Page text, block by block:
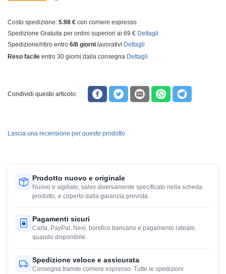
Costo spedizione: 5.98 € con corriere espresso
Spedizione Gratuita per ordini superiori ai 69 € Dettagli
Spedizione/ritiro entro 6/8 giorni lavorativi Dettagli
Reso facile entro 30 giorni dalla consegna Dettagli
Condividi questo articolo:
Lascia una recensione per questo prodotto
Prodotto nuovo e originale
Nuovo e sigillato, salvo diversamente specificato nella scheda
prodotto, e coperto dalla garanzia prevista.
Pagamenti sicuri
Carta, PayPal, Nexi, bonifico bancario e pagamento rateale,
quando disponibile.
Spedizione veloce e assicurata
Consegna tramite corriere espresso. Tutte le spedizioni